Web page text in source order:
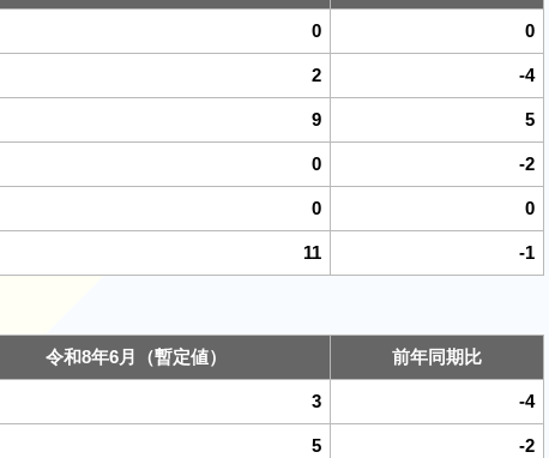
0 0
2 -4
9 5
0 -2
0 0
11 -1
令和8年6月（暫定値） 前年同期比
3 -4
5 -2